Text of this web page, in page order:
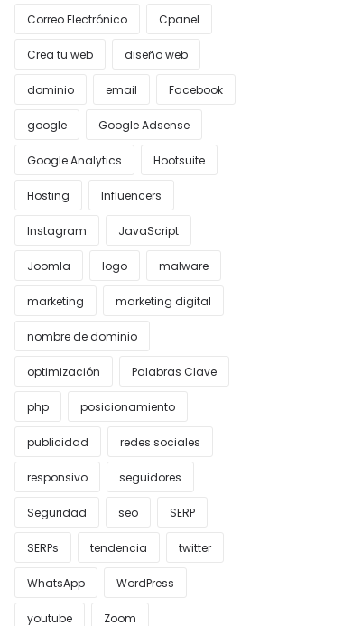
Correo Electrónico Cpanel
Crea tu web diseño web
dominio email Facebook
google Google Adsense
Google Analytics Hootsuite
Hosting Influencers
Instagram JavaScript
Joomla logo malware
marketing marketing digital
nombre de dominio
optimización Palabras Clave
php posicionamiento
publicidad redes sociales
responsivo seguidores
Seguridad seo SERP
SERPs tendencia twitter
WhatsApp WordPress
youtube Zoom